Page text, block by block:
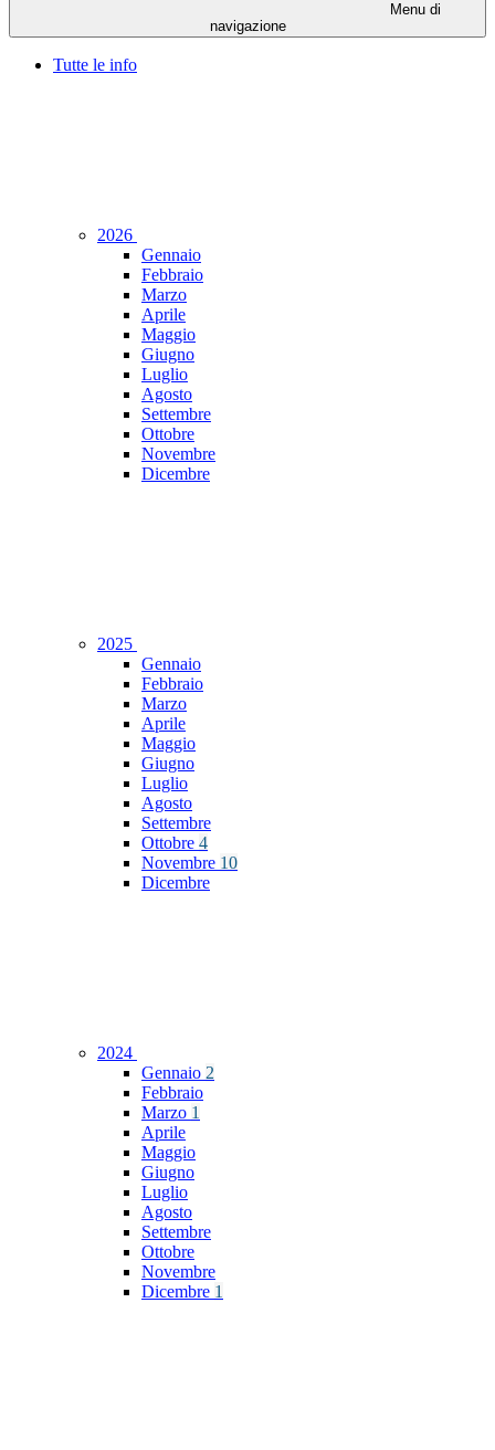
Menu di
navigazione
Tutte le info
2026
Gennaio
Febbraio
Marzo
Aprile
Maggio
Giugno
Luglio
Agosto
Settembre
Ottobre
Novembre
Dicembre
2025
Gennaio
Febbraio
Marzo
Aprile
Maggio
Giugno
Luglio
Agosto
Settembre
Ottobre 4
Novembre 10
Dicembre
2024
Gennaio 2
Febbraio
Marzo 1
Aprile
Maggio
Giugno
Luglio
Agosto
Settembre
Ottobre
Novembre
Dicembre 1